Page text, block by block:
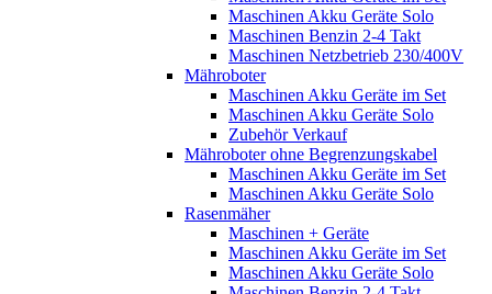
Maschinen Akku Geräte Solo
Maschinen Benzin 2-4 Takt
Maschinen Netzbetrieb 230/400V
Mähroboter
Maschinen Akku Geräte im Set
Maschinen Akku Geräte Solo
Zubehör Verkauf
Mähroboter ohne Begrenzungskabel
Maschinen Akku Geräte im Set
Maschinen Akku Geräte Solo
Rasenmäher
Maschinen + Geräte
Maschinen Akku Geräte im Set
Maschinen Akku Geräte Solo